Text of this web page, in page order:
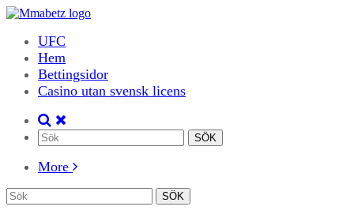
UFC
Hem
Bettingsidor
Casino utan svensk licens
More